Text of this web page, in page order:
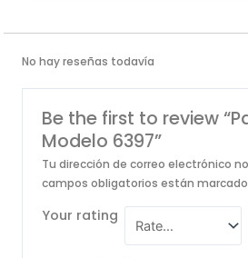
No hay reseñas todavía
Be the first to review
Modelo 6397”
Tu dirección de correo electrónico
campos obligatorios están
Your rating